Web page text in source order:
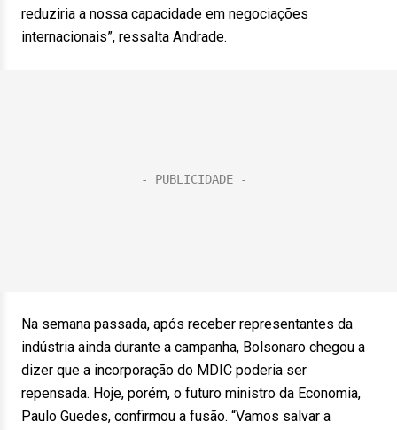
reduziria a nossa capacidade em negociações
internacionais”, ressalta Andrade.
Na semana passada, após receber representantes da
indústria ainda durante a campanha, Bolsonaro chegou a
dizer que a incorporação do MDIC poderia ser
repensada. Hoje, porém, o futuro ministro da Economia,
Paulo Guedes, confirmou a fusão. “Vamos salvar a